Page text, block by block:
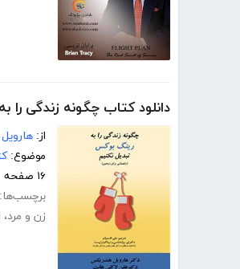
دانلود کتاب چگونه زندگی
از:
موضوع:
۱۶ صفحه
برچسب‌ها:
زن و مرد،